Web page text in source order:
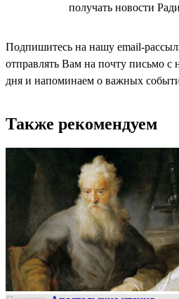
получать новости
Подпишитесь на нашу email-
отправлять Вам на почту письмо
дня и напоминаем о важных
Также рекомендуем